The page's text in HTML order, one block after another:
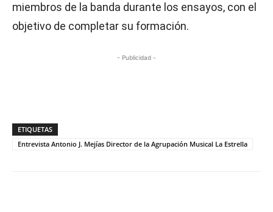
miembros de la banda durante los ensayos, con el
objetivo de completar su formación.
- Publicidad -
ETIQUETAS
Entrevista Antonio J. Mejías Director de la Agrupación Musical La Estrella